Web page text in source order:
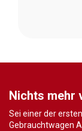
Nichts mehr
Sei einer der
Gebrauchtwagen